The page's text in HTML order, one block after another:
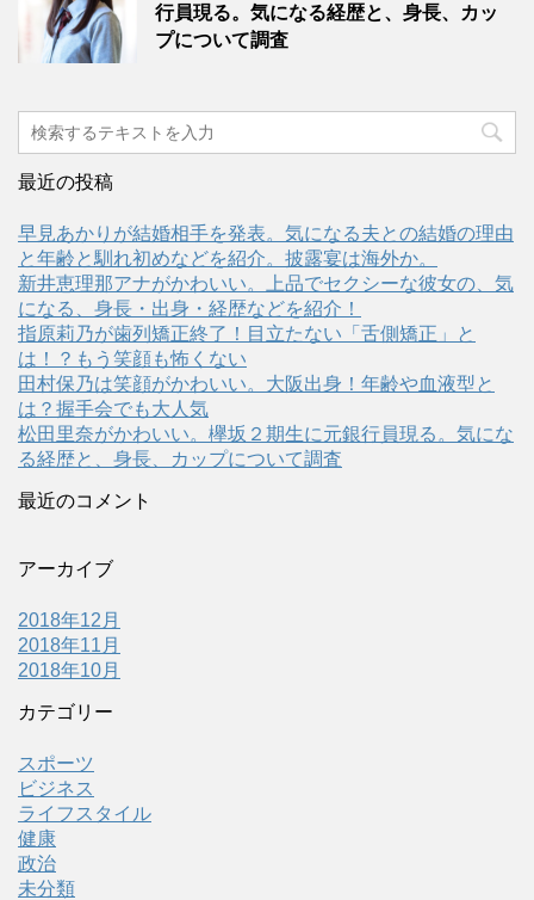
行員現る。気になる経歴と、身長、カッ
プについて調査
最近の投稿
早見あかりが結婚相手を発表。気になる夫との結婚の理由
と年齢と馴れ初めなどを紹介。披露宴は海外か。
新井恵理那アナがかわいい。上品でセクシーな彼女の、気
になる、身長・出身・経歴などを紹介！
指原莉乃が歯列矯正終了！目立たない「舌側矯正」と
は！？もう笑顔も怖くない
田村保乃は笑顔がかわいい。大阪出身！年齢や血液型と
は？握手会でも大人気
松田里奈がかわいい。欅坂２期生に元銀行員現る。気にな
る経歴と、身長、カップについて調査
最近のコメント
アーカイブ
2018年12月
2018年11月
2018年10月
カテゴリー
スポーツ
ビジネス
ライフスタイル
健康
政治
未分類